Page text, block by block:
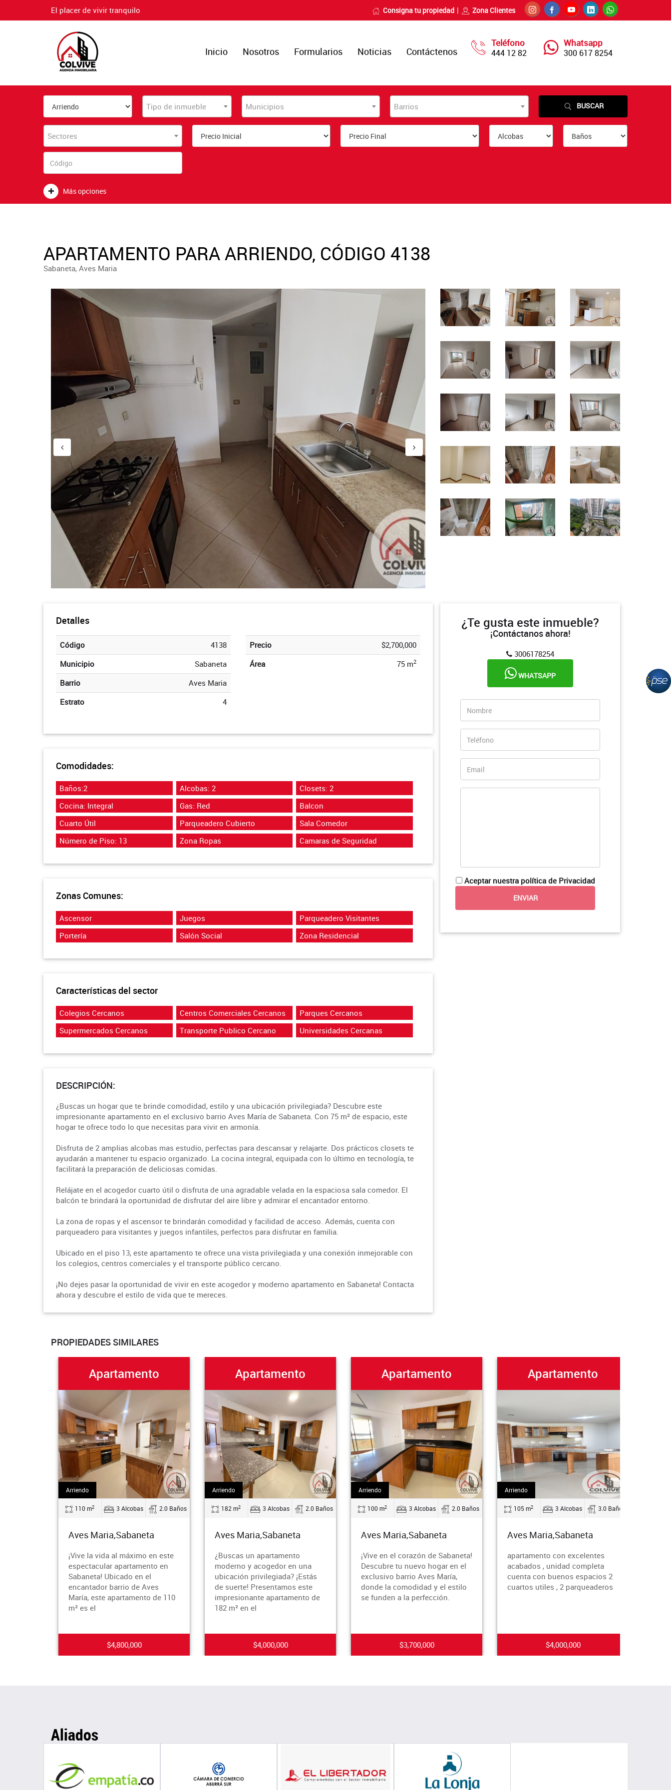
El placer de vivir tranquilo Consigna tu propiedad Zona Clientes
Teléfono
444 12 82
Whatsapp
300 617 8254
Inicio Nosotros Formularios Noticias Contáctenos
Tipo de inmueble Municipios Barrios BUSCAR
Sectores
Más opciones
APARTAMENTO PARA ARRIENDO, CÓDIGO 4138
Sabaneta, Aves Maria
Detalles
Código
4138
Municipio
Sabaneta
Barrio
Aves Maria
Estrato
4
Precio
$2,700,000
Área
75 m2
Comodidades:
Baños:2 Alcobas: 2
Closets: 2
Cocina: Integral
Gas: Red
Balcon
Cuarto Útil
Parqueadero Cubierto
Sala Comedor
Número de Piso: 13
Zona Ropas Camaras de Seguridad
Zonas Comunes:
Ascensor Juegos
Parqueadero Visitantes
Portería
Salón Social Zona Residencial
Características del sector
Colegios Cercanos Centros Comerciales Cercanos
Parques Cercanos
Supermercados Cercanos
Transporte Publico Cercano Universidades Cercanas
DESCRIPCIÓN:
¿Buscas un hogar que te brinde comodidad, estilo y una ubicación privilegiada? Descubre este
impresionante apartamento en el exclusivo barrio Aves María de Sabaneta. Con 75 m² de espacio, este
hogar te ofrece todo lo que necesitas para vivir en armonía.
Disfruta de 2 amplias alcobas mas estudio, perfectas para descansar y relajarte. Dos prácticos closets te
ayudarán a mantener tu espacio organizado. La cocina integral, equipada con lo último en tecnología, te
facilitará la preparación de deliciosas comidas.
Relájate en el acogedor cuarto útil o disfruta de una agradable velada en la espaciosa sala comedor. El
balcón te brindará la oportunidad de disfrutar del aire libre y admirar el encantador entorno.
La zona de ropas y el ascensor te brindarán comodidad y facilidad de acceso. Además, cuenta con
parqueadero para visitantes y juegos infantiles, perfectos para disfrutar en familia.
Ubicado en el piso 13, este apartamento te ofrece una vista privilegiada y una conexión inmejorable con
los colegios, centros comerciales y el transporte público cercano.
¡No dejes pasar la oportunidad de vivir en este acogedor y moderno apartamento en Sabaneta! Contacta
ahora y descubre el estilo de vida que te mereces.
¿Te gusta este inmueble?
¡Contáctanos ahora!
3006178254
WHATSAPP
Aceptar nuestra política de Privacidad
PROPIEDADES SIMILARES
Apartamento
110 m2 3 Alcobas 2.0 Baños
Aves Maria,Sabaneta
¡Vive la vida al máximo en este
espectacular apartamento en
Sabaneta! Ubicado en el
encantador barrio de Aves
María, este apartamento de 110
m² es el
$4,800,000
Apartamento
Arriendo
182 m2 3 Alcobas 2.0 Baños
Aves Maria,Sabaneta
¿Buscas un apartamento
moderno y acogedor en una
ubicación privilegiada? ¡Estás
de suerte! Presentamos este
impresionante apartamento de
182 m² en el
$4,000,000
Apartamento
Arriendo
100 m2 3 Alcobas 2.0 Baños
Aves Maria,Sabaneta
¡Vive en el corazón de Sabaneta!
Descubre tu nuevo hogar en el
exclusivo barrio Aves María,
donde la comodidad y el estilo
se funden a la perfección.
$3,700,000
Apartamento
Arriendo
105 m2 3 Alcobas 3.0 Baños
Aves Maria,Sabaneta
apartamento con excelentes
acabados , unidad completa
cuenta con buenos espacios 2
cuartos utiles , 2 parqueaderos
$4,000,000
Aliados